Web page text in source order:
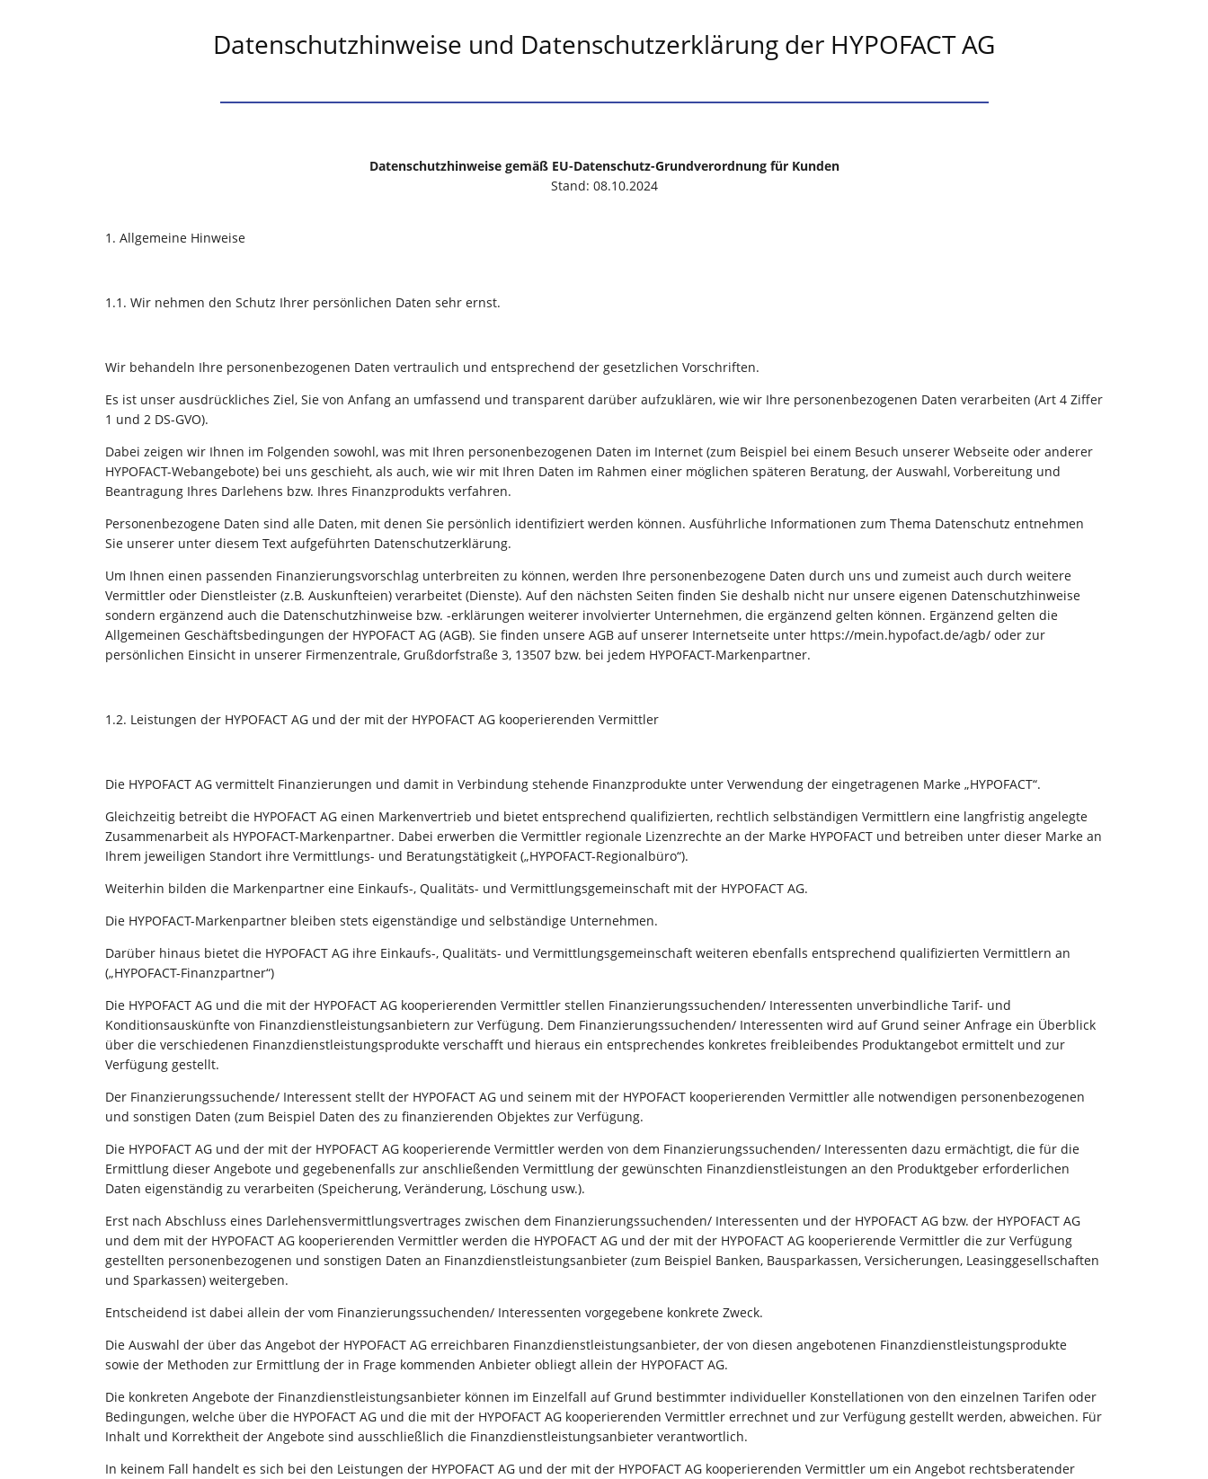
Datenschutzhinweise und Datenschutzerklärung der HYPOFACT AG
Datenschutzhinweise gemäß EU-Datenschutz-Grundverordnung für Kunden
Stand: 08.10.2024
1. Allgemeine Hinweise
1.1. Wir nehmen den Schutz Ihrer persönlichen Daten sehr ernst.
Wir behandeln Ihre personenbezogenen Daten vertraulich und entsprechend der gesetzlichen Vorschriften.
Es ist unser ausdrückliches Ziel, Sie von Anfang an umfassend und transparent darüber aufzuklären, wie wir Ihre personenbezogenen Daten verarbeiten (Art 4 Ziffer
1 und 2 DS-GVO).
Dabei zeigen wir Ihnen im Folgenden sowohl, was mit Ihren personenbezogenen Daten im Internet (zum Beispiel bei einem Besuch unserer Webseite oder anderer
HYPOFACT-Webangebote) bei uns geschieht, als auch, wie wir mit Ihren Daten im Rahmen einer möglichen späteren Beratung, der Auswahl, Vorbereitung und
Beantragung Ihres Darlehens bzw. Ihres Finanzprodukts verfahren.
Personenbezogene Daten sind alle Daten, mit denen Sie persönlich identifiziert werden können. Ausführliche Informationen zum Thema Datenschutz entnehmen
Sie unserer unter diesem Text aufgeführten Datenschutzerklärung.
Um Ihnen einen passenden Finanzierungsvorschlag unterbreiten zu können, werden Ihre personenbezogene Daten durch uns und zumeist auch durch weitere
Vermittler oder Dienstleister (z.B. Auskunfteien) verarbeitet (Dienste). Auf den nächsten Seiten finden Sie deshalb nicht nur unsere eigenen Datenschutzhinweise
sondern ergänzend auch die Datenschutzhinweise bzw. -erklärungen weiterer involvierter Unternehmen, die ergänzend gelten können. Ergänzend gelten die
Allgemeinen Geschäftsbedingungen der HYPOFACT AG (AGB). Sie finden unsere AGB auf unserer Internetseite unter https://mein.hypofact.de/agb/ oder zur
persönlichen Einsicht in unserer Firmenzentrale, Grußdorfstraße 3, 13507 bzw. bei jedem HYPOFACT-Markenpartner.
1.2. Leistungen der HYPOFACT AG und der mit der HYPOFACT AG kooperierenden Vermittler
Die HYPOFACT AG vermittelt Finanzierungen und damit in Verbindung stehende Finanzprodukte unter Verwendung der eingetragenen Marke „HYPOFACT“.
Gleichzeitig betreibt die HYPOFACT AG einen Markenvertrieb und bietet entsprechend qualifizierten, rechtlich selbständigen Vermittlern eine langfristig angelegte
Zusammenarbeit als HYPOFACT-Markenpartner. Dabei erwerben die Vermittler regionale Lizenzrechte an der Marke HYPOFACT und betreiben unter dieser Marke an
Ihrem jeweiligen Standort ihre Vermittlungs- und Beratungstätigkeit („HYPOFACT-Regionalbüro“).
Weiterhin bilden die Markenpartner eine Einkaufs-, Qualitäts- und Vermittlungsgemeinschaft mit der HYPOFACT AG.
Die HYPOFACT-Markenpartner bleiben stets eigenständige und selbständige Unternehmen.
Darüber hinaus bietet die HYPOFACT AG ihre Einkaufs-, Qualitäts- und Vermittlungsgemeinschaft weiteren ebenfalls entsprechend qualifizierten Vermittlern an
(„HYPOFACT-Finanzpartner“)
Die HYPOFACT AG und die mit der HYPOFACT AG kooperierenden Vermittler stellen Finanzierungssuchenden/ Interessenten unverbindliche Tarif- und
Konditionsauskünfte von Finanzdienstleistungsanbietern zur Verfügung. Dem Finanzierungssuchenden/ Interessenten wird auf Grund seiner Anfrage ein Überblick
über die verschiedenen Finanzdienstleistungsprodukte verschafft und hieraus ein entsprechendes konkretes freibleibendes Produktangebot ermittelt und zur
Verfügung gestellt.
Der Finanzierungssuchende/ Interessent stellt der HYPOFACT AG und seinem mit der HYPOFACT kooperierenden Vermittler alle notwendigen personenbezogenen
und sonstigen Daten (zum Beispiel Daten des zu finanzierenden Objektes zur Verfügung.
Die HYPOFACT AG und der mit der HYPOFACT AG kooperierende Vermittler werden von dem Finanzierungssuchenden/ Interessenten dazu ermächtigt, die für die
Ermittlung dieser Angebote und gegebenenfalls zur anschließenden Vermittlung der gewünschten Finanzdienstleistungen an den Produktgeber erforderlichen
Daten eigenständig zu verarbeiten (Speicherung, Veränderung, Löschung usw.).
Erst nach Abschluss eines Darlehensvermittlungsvertrages zwischen dem Finanzierungssuchenden/ Interessenten und der HYPOFACT AG bzw. der HYPOFACT AG
und dem mit der HYPOFACT AG kooperierenden Vermittler werden die HYPOFACT AG und der mit der HYPOFACT AG kooperierende Vermittler die zur Verfügung
gestellten personenbezogenen und sonstigen Daten an Finanzdienstleistungsanbieter (zum Beispiel Banken, Bausparkassen, Versicherungen, Leasinggesellschaften
und Sparkassen) weitergeben.
Entscheidend ist dabei allein der vom Finanzierungssuchenden/ Interessenten vorgegebene konkrete Zweck.
Die Auswahl der über das Angebot der HYPOFACT AG erreichbaren Finanzdienstleistungsanbieter, der von diesen angebotenen Finanzdienstleistungsprodukte
sowie der Methoden zur Ermittlung der in Frage kommenden Anbieter obliegt allein der HYPOFACT AG.
Die konkreten Angebote der Finanzdienstleistungsanbieter können im Einzelfall auf Grund bestimmter individueller Konstellationen von den einzelnen Tarifen oder
Bedingungen, welche über die HYPOFACT AG und die mit der HYPOFACT AG kooperierenden Vermittler errechnet und zur Verfügung gestellt werden, abweichen. Für
Inhalt und Korrektheit der Angebote sind ausschließlich die Finanzdienstleistungsanbieter verantwortlich.
In keinem Fall handelt es sich bei den Leistungen der HYPOFACT AG und der mit der HYPOFACT AG kooperierenden Vermittler um ein Angebot rechtsberatender